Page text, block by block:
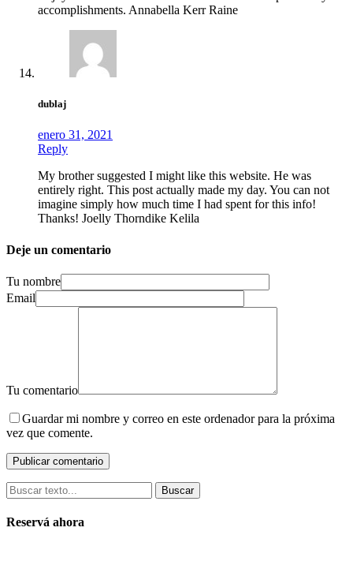
accomplishments. Annabella Kerr Raine
dublaj
enero 31, 2021
Reply
My brother suggested I might like this website. He was
entirely right. This post actually made my day. You can not
imagine simply how much time I had spent for this info!
Thanks! Joelly Thorndike Kelila
Deje un comentario
Tu nombre
Email
Tu comentario
Guardar mi nombre y correo en este ordenador para la próxima
vez que comente.
Buscar
Reservá ahora